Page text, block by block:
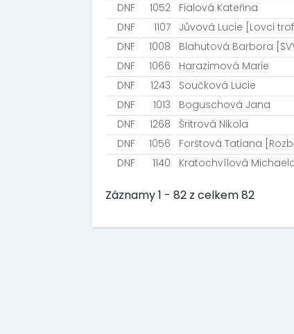
DNF
1052 Fialová Kateřina
DNF
1107 Jůvová Lucie [Lovci
DNF
1008 Blahutová Barbora
DNF
1066 Harazimová Marie
DNF
1243 Součková Lucie
DNF
1013 Boguschová Jana
DNF
1268 Šritrová Nikola
DNF
1056 Forštová Tatiana
DNF
1140 Kratochvílová
Záznamy 1 - 82 z celkem 82